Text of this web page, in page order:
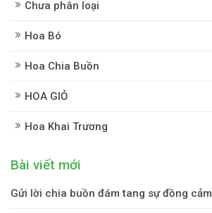
Chưa phân loại
Hoa Bó
Hoa Chia Buồn
HOA GIỎ
Hoa Khai Trương
Bài viết mới
Gửi lời chia buồn đám tang sự đồng